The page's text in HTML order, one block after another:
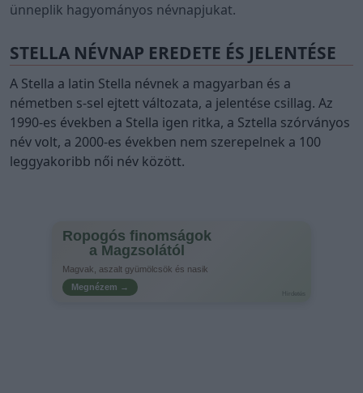
ünneplik hagyományos névnapjukat.
STELLA NÉVNAP EREDETE ÉS JELENTÉSE
A Stella a latin Stella névnek a magyarban és a
németben s-sel ejtett változata, a jelentése csillag. Az
1990-es években a Stella igen ritka, a Sztella szórványos
név volt, a 2000-es években nem szerepelnek a 100
leggyakoribb női név között.
Ropogós finomságok
a Magzsolától
Magvak, aszalt gyümölcsök és nasik
Megnézem →